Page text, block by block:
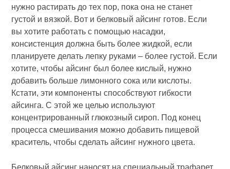
нужно растирать до тех пор, пока она не станет
густой и вязкой. Вот и белковый айсинг готов. Если
вы хотите работать с помощью насадки,
консистенция должна быть более жидкой, если
планируете делать лепку руками – более густой. Если
хотите, чтобы айсинг был более кислый, нужно
добавить больше лимонного сока или кислоты.
Кстати, эти компоненты способствуют гибкости
айсинга. С этой же целью используют
концентрированный глюкозный сироп. Под конец
процесса смешивания можно добавить пищевой
краситель, чтобы сделать айсинг нужного цвета.